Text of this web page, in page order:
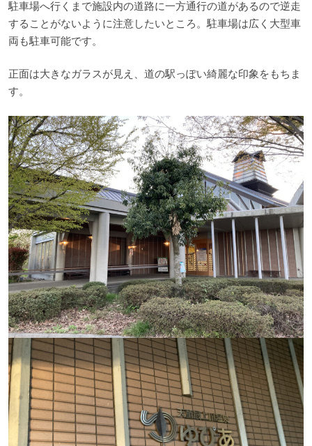
ご意見・お問い合わせ 利用規約
個人情報保護方針
駐車場へ行くまで施設内の道路に一方通行の道があるので逆走
することがないように注意したいところ。駐車場は広く大型車
両も駐車可能です。
正面は大きなガラスが見え、道の駅っぽい綺麗な印象をもちま
す。